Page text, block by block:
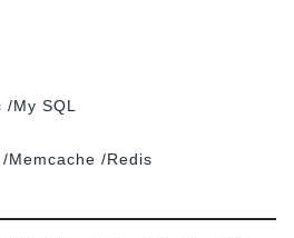
My SQL
Memcache /Redis